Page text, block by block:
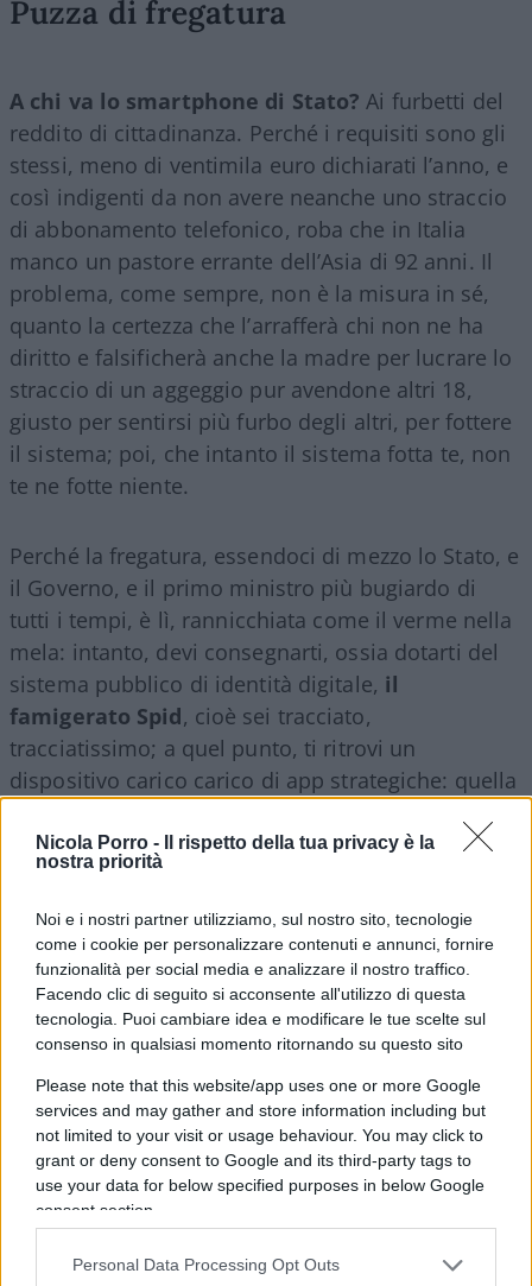
Nicola Porro -
Il rispetto della tua privacy è la
nostra priorità
Noi e i nostri partner utilizziamo, sul nostro sito, tecnologie
come i cookie per personalizzare contenuti e annunci, fornire
funzionalità per social media e analizzare il nostro traffico.
Facendo clic di seguito si acconsente all'utilizzo di questa
tecnologia. Puoi cambiare idea e modificare le tue scelte sul
consenso in qualsiasi momento ritornando su questo sito
Please note that this website/app uses one or more Google
services and may gather and store information including but
not limited to your visit or usage behaviour. You may click to
grant or deny consent to Google and its third-party tags to
use your data for below specified purposes in below Google
consent section.
Personal Data Processing Opt Outs
Puzza di fregatura
A chi va lo smartphone di Stato? Ai furbetti del
reddito di cittadinanza. Perché i requisiti sono gli
stessi, meno di ventimila euro dichiarati l’anno, e
così indigenti da non avere neanche uno straccio
di abbonamento telefonico, roba che in Italia
manco un pastore errante dell’Asia di 92 anni. Il
problema, come sempre, non è la misura in sé,
quanto la certezza che l’arrafferà chi non ne ha
diritto e falsificherà anche la madre per lucrare lo
straccio di un aggeggio pur avendone altri 18,
giusto per sentirsi più furbo degli altri, per fottere
il sistema; poi, che intanto il sistema fotta te, non
te ne fotte niente.
Perché la fregatura, essendoci di mezzo lo Stato, e
il Governo, e il primo ministro più bugiardo di
tutti i tempi, è lì, rannicchiata come il verme nella
mela: intanto, devi consegnarti, ossia dotarti del
sistema pubblico di identità digitale, il
famigerato Spid, cioè sei tracciato,
tracciatissimo; a quel punto, ti ritrovi un
dispositivo carico carico di app strategiche: quella
ti fanno uscire a spender soldi che poi in
minimissima parte forse ti scontano però intanto
ti fanno sentire uno stronzo perché sei uscito e ti
allungano il lockdown. Ma che ti frega, col tuo
smartphone en regalia puoi, o meglio devi,
partecipare alla lotteria degli scontrini, che è
sempre un bell’incentivo al gioco d’azzardo o giù
telefonetto con la cara vecchia Immuni, che tanta
flanella aveva fatto?
“Io”, “Immuni”, ma non basta, Conte si o più
precisamente vi vuole rovinare, solo per oggi il